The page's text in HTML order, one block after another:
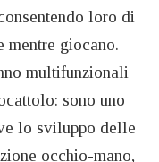
loro di
mentre giocano.
multifunzionali
sono uno
lo sviluppo delle
occhio-mano,